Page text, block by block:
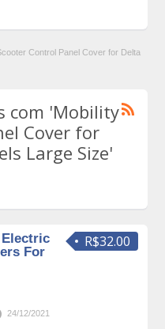
Control Panel Cover for Delta
com 'Mobility
Cover for
Large Size'
R$32.00
Electric
For
24/12/2021